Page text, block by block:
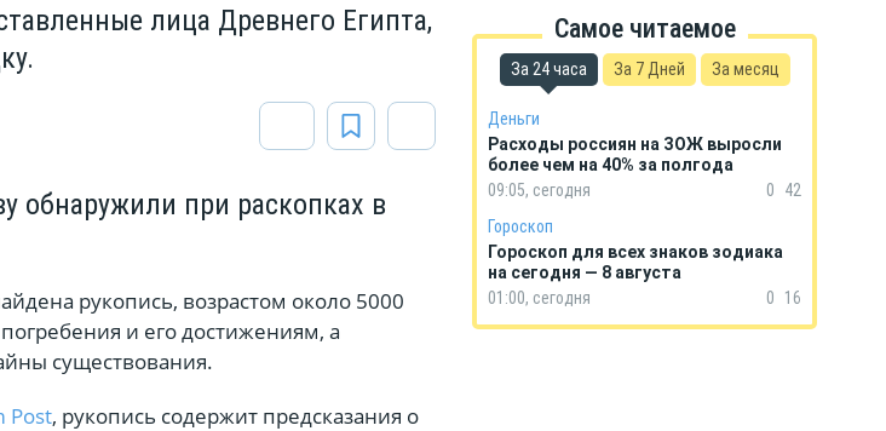
лица Древнего Египта,
обнаружили при раскопках в
рукопись, возрастом около 5000
и его достижениям, а
существования.
Post, рукопись содержит предсказания о
Самое читаемое
За 24 часа За 7 Дней За месяц
Деньги
Расходы россиян на ЗОЖ выросли
более чем на 40% за полгода
09:05, сегодня
0
42
Гороскоп
Гороскоп для всех знаков зодиака
на сегодня — 8 августа
01:00, сегодня
0 16